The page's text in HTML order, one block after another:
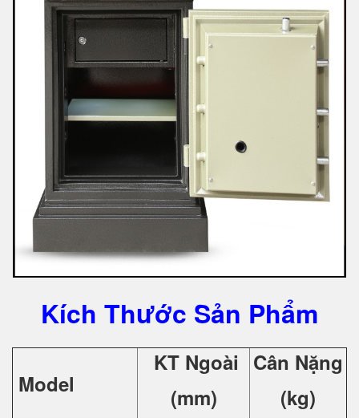
Kích Thước Sản Phẩm
Model
KT Ngoài
(mm)
Cân Nặng
(kg)